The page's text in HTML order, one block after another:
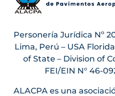
Personería Jurídica Nº
Lima, Perú – USA
of State – Division of
FEI/EIN N° 46-
ALACPA es una